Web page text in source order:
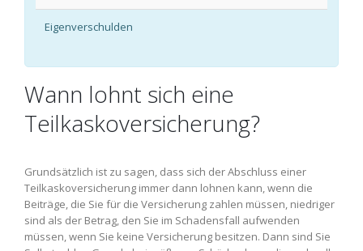
Eigenverschulden
Wann lohnt sich eine
Teilkaskoversicherung?
Grundsätzlich ist zu sagen, dass sich der Abschluss einer
Teilkaskoversicherung immer dann lohnen kann, wenn die
Beiträge, die Sie für die Versicherung zahlen müssen, niedriger
sind als der Betrag, den Sie im Schadensfall aufwenden
müssen, wenn Sie keine Versicherung besitzen. Dann sind Sie